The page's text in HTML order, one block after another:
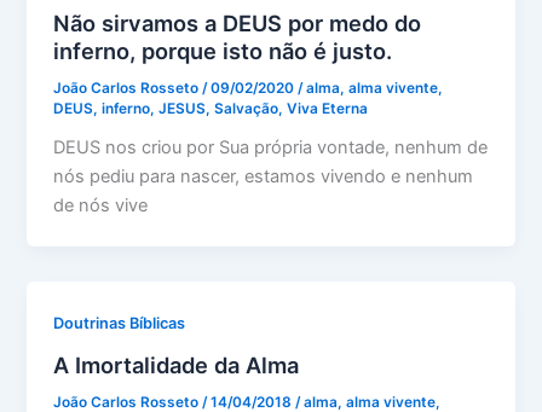
Não sirvamos a DEUS por medo do
inferno, porque isto não é justo.
João Carlos Rosseto /09/02/2020 /alma,alma vivente,
DEUS,inferno,JESUS,Salvação,Viva Eterna
DEUS nos criou por Sua própria vontade, nenhum de
nós pediu para nascer, estamos vivendo e nenhum
de nós vive
Doutrinas Bíblicas
A Imortalidade da Alma
João Carlos Rosseto/14/04/2018/alma,alma vivente,